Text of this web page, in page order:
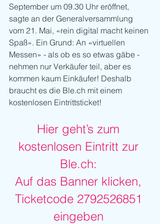
September um 09.30 Uhr eröffnet,
sagte an der Generalversammlung
vom 21. Mai, «rein digital macht keinen
Spaß». Ein Grund: An «virtuellen
Messen» - als ob es so etwas gäbe -
nehmen nur Verkäufer teil, aber es
kommen kaum Einkäufer! Deshalb
braucht es die Ble.ch mit einem
kostenlosen Eintrittsticket!
Hier geht’s zum
kostenlosen Eintritt zur
Ble.ch:
Auf das Banner klicken,
Ticketcode 2792526851
eingeben